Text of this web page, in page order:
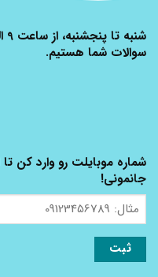
سوالات شما هستیم.
شماره موبایلت رو وارد کن
جانمونی!
مثال:
09123456789